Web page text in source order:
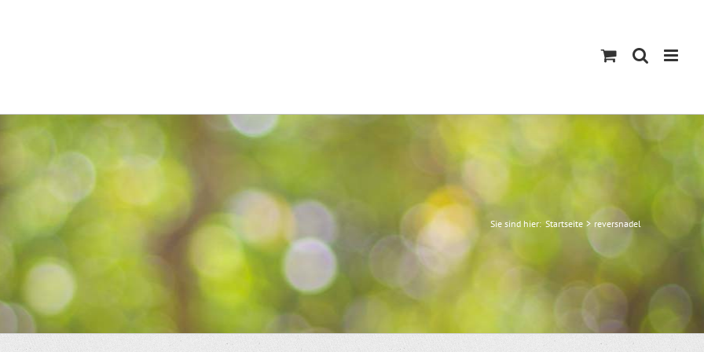
Sie sind hier: Startseite reversnadel